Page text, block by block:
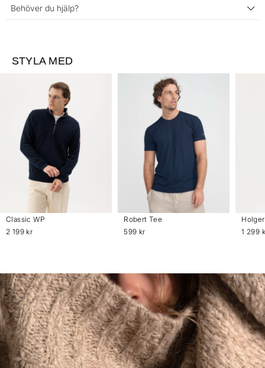
Behöver du hjälp?
STYLA MED
Classic WP
2 199 kr
Robert Tee
599 kr
1 299